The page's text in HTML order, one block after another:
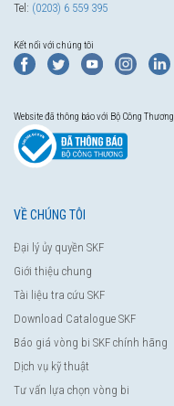
Tel: (0203) 6 559 395
Kết nối với chúng tôi
Website đã thông báo với Bộ Công Thương
VỀ CHÚNG TÔI
Đại lý ủy quyền SKF
Giới thiệu chung
Tài liệu tra cứu SKF
Download Catalogue SKF
Báo giá vòng bi SKF chính hãng
Dịch vụ kỹ thuật
Tư vấn lựa chọn vòng bi